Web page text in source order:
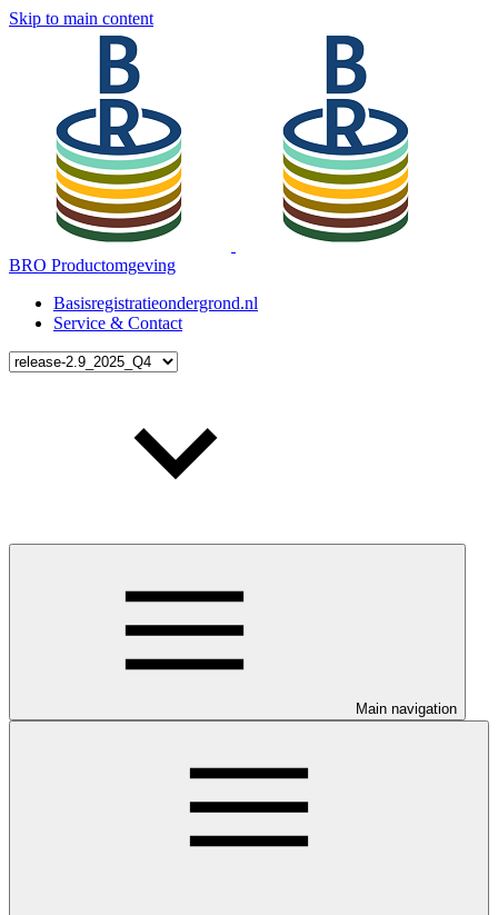
Skip to main content
BRO Productomgeving
Basisregistratieondergrond.nl
Service & Contact
Main navigation